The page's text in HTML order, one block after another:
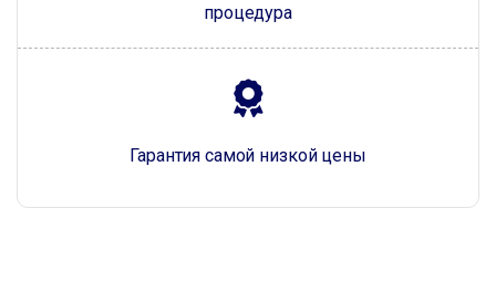
процедура
Гарантия самой низкой цены